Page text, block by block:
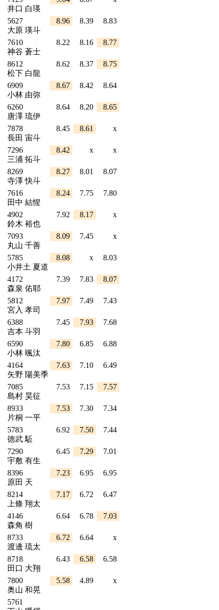
井口 白瑛
5627
大原 瑛斗
8.96 8.39 8.83
7610
神谷 蒼士
8.22 8.16 8.77
8612
松下 白龍
8.62 8.37 8.75
6909
小林 由弥
8.67 8.42 8.64
6260
唐澤 琉伊
8.64 8.20 8.65
7878
長田 宙斗
8.45 8.61 x
7296
三浦 拓斗
8.42 x x
8269
寺澤 快斗
8.27 8.01 8.07
7616
田中 結惺
8.24 7.75 7.80
4902
鈴木 裕也
7.92 8.17 x
7093
丸山 千善
8.09 7.45 x
5785
小井土 夏道
8.08 x 8.03
4172
森泉 佑耶
7.39 7.83 8.07
5812
宮入 孝司
7.97 7.49 7.43
6388
吉本 斗羽
7.45 7.93 7.68
6590
小林 颯汰
7.80 6.85 6.88
4164
矢野 陽美季
7.63 7.10 6.49
7085
島村 昊征
7.53 7.15 7.57
8933
片桐 一平
7.53 7.30 7.34
5783
徳武 駈
6.92 7.50 7.44
7290
宇敷 有生
6.45 7.29 7.01
8396
原田 天
7.23 6.95 6.95
8214
上條 翔太
7.17 6.72 6.47
4146
森角 樹
6.64 6.78 7.03
8733
渡邊 琉太
6.72 6.64 x
8718
田口 大翔
6.43 6.58 6.58
7800
奥山 和晃
5.58 4.89 x
5761